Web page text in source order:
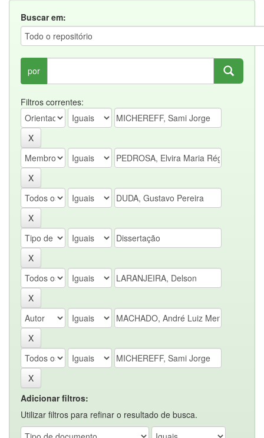
Buscar em:
por
Filtros correntes:
Adicionar filtros:
Utilizar filtros para refinar o resultado de busca.